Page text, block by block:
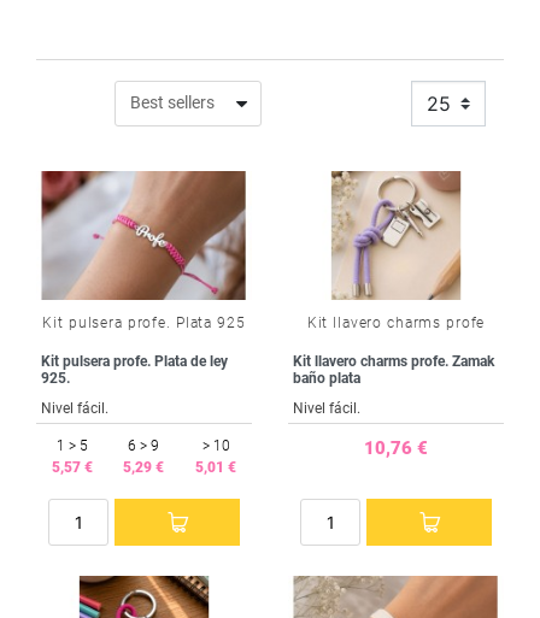
25
Kit pulsera profe. Plata 925
Kit pulsera profe. Plata de ley
925.
Nivel fácil.
1 > 5
5,57 €
6 > 9
5,29 €
> 10
5,01 €
Kit llavero charms profe
Kit llavero charms profe. Zamak
baño plata
Nivel fácil.
10,76 €